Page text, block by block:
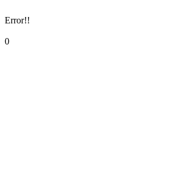
Error!!
0